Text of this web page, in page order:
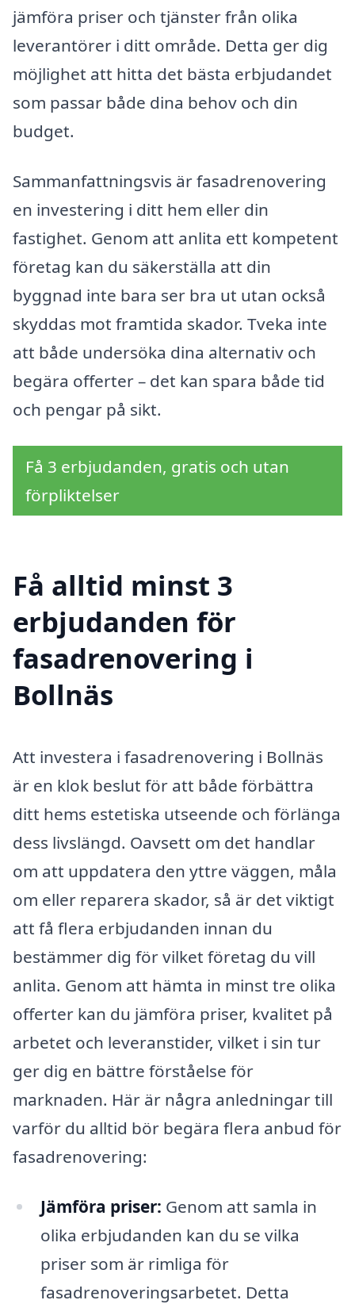
jämföra priser och tjänster från olika
leverantörer i ditt område. Detta ger dig
möjlighet att hitta det bästa erbjudandet
som passar både dina behov och din
budget.
Sammanfattningsvis är fasadrenovering
en investering i ditt hem eller din
fastighet. Genom att anlita ett kompetent
företag kan du säkerställa att din
byggnad inte bara ser bra ut utan också
skyddas mot framtida skador. Tveka inte
att både undersöka dina alternativ och
begära offerter – det kan spara både tid
och pengar på sikt.
Få 3 erbjudanden, gratis och utan
förpliktelser
Få alltid minst 3
erbjudanden för
fasadrenovering i
Bollnäs
Att investera i fasadrenovering i Bollnäs
är en klok beslut för att både förbättra
ditt hems estetiska utseende och förlänga
dess livslängd. Oavsett om det handlar
om att uppdatera den yttre väggen, måla
om eller reparera skador, så är det viktigt
att få flera erbjudanden innan du
bestämmer dig för vilket företag du vill
anlita. Genom att hämta in minst tre olika
offerter kan du jämföra priser, kvalitet på
arbetet och leveranstider, vilket i sin tur
ger dig en bättre förståelse för
marknaden. Här är några anledningar till
varför du alltid bör begära flera anbud för
fasadrenovering:
Jämföra priser: Genom att samla in
olika erbjudanden kan du se vilka
priser som är rimliga för
fasadrenoveringsarbetet. Detta